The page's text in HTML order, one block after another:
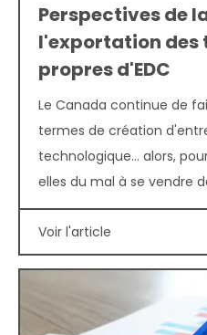
Perspectives de
l'exportation des
propres d'EDC
Le Canada continue de
termes de création
technologique... alors,
elles du mal à se vendre
Voir l'article